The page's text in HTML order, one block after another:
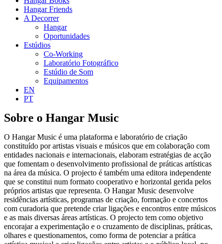
Hangar Friends
A Decorrer
Hangar
Oportunidades
Estúdios
Co-Working
Laboratório Fotográfico
Estúdio de Som
Equipamentos
EN
PT
Sobre o Hangar Music
O Hangar Music é uma plataforma e laboratório de criação
constituído por artistas visuais e músicos que em colaboração com
entidades nacionais e internacionais, elaboram estratégias de acção
que fomentam o desenvolvimento profissional de práticas artísticas
na área da música. O projecto é também uma editora independente
que se constitui num formato cooperativo e horizontal gerida pelos
próprios artistas que representa. O Hangar Music desenvolve
residências artísticas, programas de criação, formação e concertos
com curadoria que pretende criar ligações e encontros entre músicos
e as mais diversas áreas artísticas. O projecto tem como objetivo
encorajar a experimentação e o cruzamento de disciplinas, práticas,
olhares e questionamentos, como forma de potenciar a prática